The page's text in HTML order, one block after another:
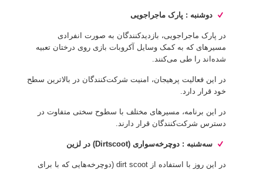
دوشنبه : پارک ماجراجویی
در پارک ماجراجویی، بازدیدکنندگان به صورت انفرادی
مسیرهای که به کمک وسایل آکروبات بازی روی درختان تعبیه
شده‌اند را طی می‌کنند.
در این فعالیت پرهیجان، امنیت شرکت‌کنندگان در بالاترین سطح
خود قرار دارد.
در این برنامه، مسیرهای مختلف با سطوح سختی متفاوت در
دسترس شرکت‌کنندگان قرار دارند.
سه‌شنبه : دوچرخه‌سواری (Dirtscoot) در لزین
در این روز با استفاده از dirt scoot (دوچرخه‌هایی که با برای